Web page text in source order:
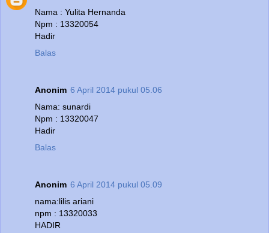
Nama : Yulita Hernanda
Npm : 13320054
Hadir
Balas
Anonim 6 April 2014 pukul 05.06
Nama: sunardi
Npm : 13320047
Hadir
Balas
Anonim 6 April 2014 pukul 05.09
nama:lilis ariani
npm : 13320033
HADIR